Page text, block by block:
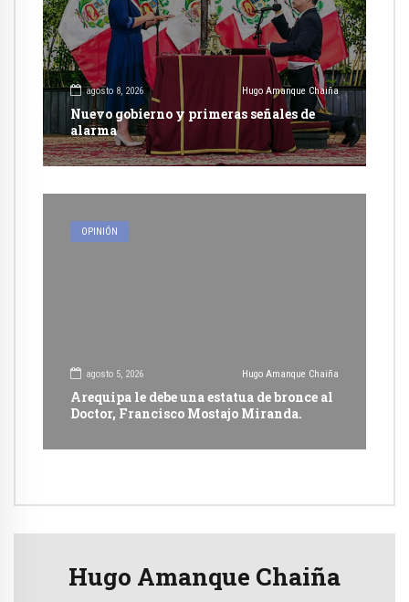
agosto 8, 2026 Hugo Amanque Chaiña
Nuevo gobierno y primeras señales de
alarma
OPINIÓN
agosto 5, 2026 Hugo Amanque Chaiña
Arequipa le debe una estatua de bronce al
Doctor, Francisco Mostajo Miranda.
Hugo Amanque Chaiña